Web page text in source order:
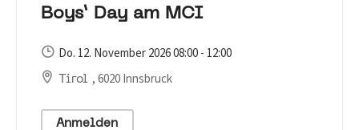
Boys’ Day am MCI
Do. 12. November 2026 08:00 - 12:00
Tirol , 6020 Innsbruck
Anmelden